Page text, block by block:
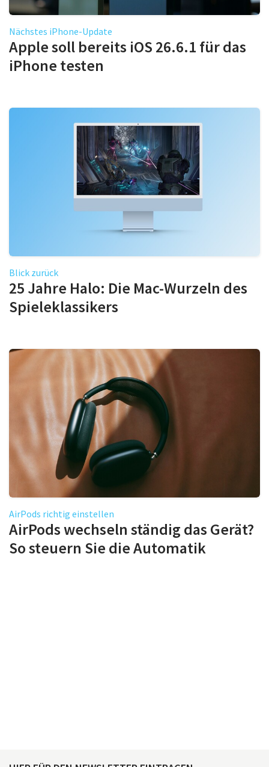
Nächstes iPhone-Update
Apple soll bereits iOS 26.6.1 für das
iPhone testen
Blick zurück
25 Jahre Halo: Die Mac-Wurzeln des
Spieleklassikers
AirPods richtig einstellen
AirPods wechseln ständig das Gerät?
So steuern Sie die Automatik